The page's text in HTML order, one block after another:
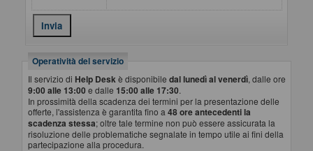
Operatività del servizio
Il servizio di Help Desk è disponibile dal lunedì al venerdì, dalle ore
9:00 alle 13:00 e dalle 15:00 alle 17:30.
In prossimità della scadenza dei termini per la presentazione delle
offerte, l'assistenza è garantita fino a 48 ore antecedenti la
scadenza stessa; oltre tale termine non può essere assicurata la
risoluzione delle problematiche segnalate in tempo utile ai fini della
partecipazione alla procedura.